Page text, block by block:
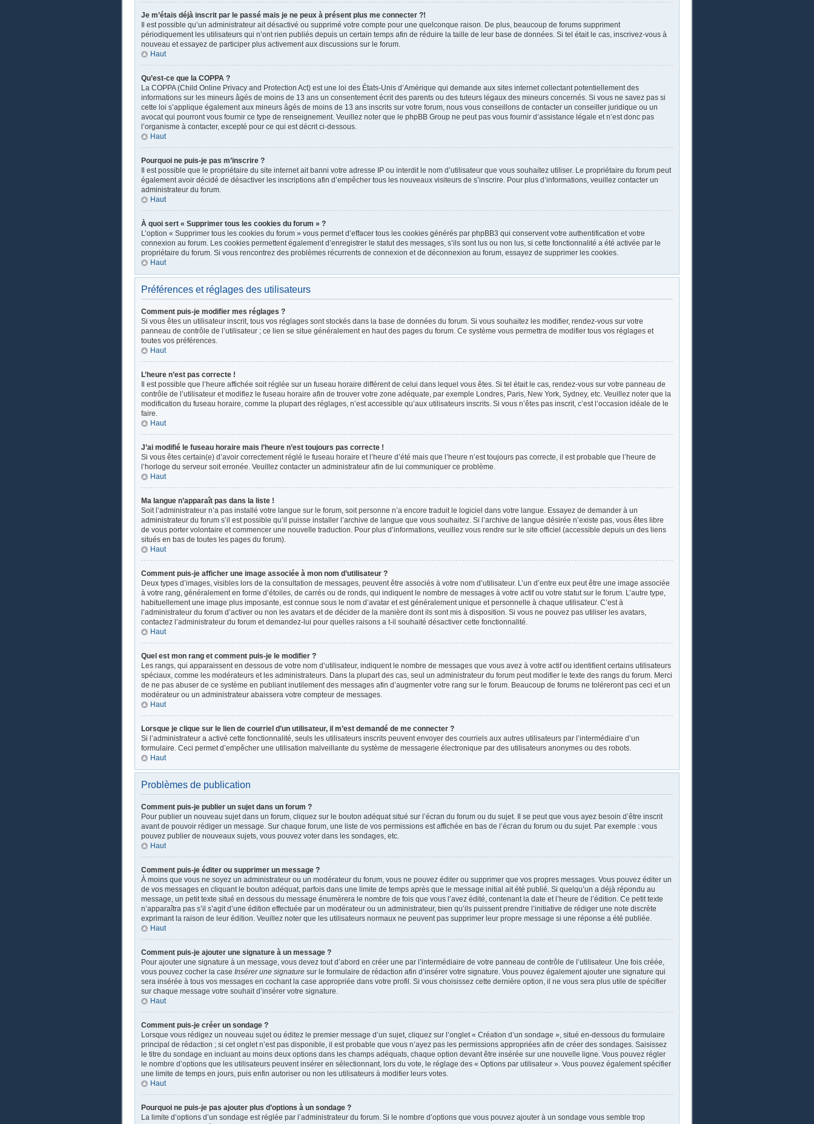
Je m’étais déjà inscrit par le passé mais je ne peux à présent plus me connecter ?!
Il est possible qu’un administrateur ait désactivé ou supprimé votre compte pour une quelconque raison. De plus, beaucoup de forums suppriment
périodiquement les utilisateurs qui n’ont rien publiés depuis un certain temps afin de réduire la taille de leur base de données. Si tel était le cas, inscrivez-vous à
nouveau et essayez de participer plus activement aux discussions sur le forum.
Haut
Qu’est-ce que la COPPA ?
La COPPA (Child Online Privacy and Protection Act) est une loi des États-Unis d’Amérique qui demande aux sites internet collectant potentiellement des
informations sur les mineurs âgés de moins de 13 ans un consentement écrit des parents ou des tuteurs légaux des mineurs concernés. Si vous ne savez pas si
cette loi s’applique également aux mineurs âgés de moins de 13 ans inscrits sur votre forum, nous vous conseillons de contacter un conseiller juridique ou un
avocat qui pourront vous fournir ce type de renseignement. Veuillez noter que le phpBB Group ne peut pas vous fournir d’assistance légale et n’est donc pas
l’organisme à contacter, excepté pour ce qui est décrit ci-dessous.
Haut
Pourquoi ne puis-je pas m’inscrire ?
Il est possible que le propriétaire du site internet ait banni votre adresse IP ou interdit le nom d’utilisateur que vous souhaitez utiliser. Le propriétaire du forum peut
également avoir décidé de désactiver les inscriptions afin d’empêcher tous les nouveaux visiteurs de s’inscrire. Pour plus d’informations, veuillez contacter un
administrateur du forum.
Haut
À quoi sert « Supprimer tous les cookies du forum » ?
L’option « Supprimer tous les cookies du forum » vous permet d’effacer tous les cookies générés par phpBB3 qui conservent votre authentification et votre
connexion au forum. Les cookies permettent également d’enregistrer le statut des messages, s’ils sont lus ou non lus, si cette fonctionnalité a été activée par le
propriétaire du forum. Si vous rencontrez des problèmes récurrents de connexion et de déconnexion au forum, essayez de supprimer les cookies.
Haut
Préférences et réglages des utilisateurs
Comment puis-je modifier mes réglages ?
Si vous êtes un utilisateur inscrit, tous vos réglages sont stockés dans la base de données du forum. Si vous souhaitez les modifier, rendez-vous sur votre
panneau de contrôle de l’utilisateur ; ce lien se situe généralement en haut des pages du forum. Ce système vous permettra de modifier tous vos réglages et
toutes vos préférences.
Haut
L’heure n’est pas correcte !
Il est possible que l’heure affichée soit réglée sur un fuseau horaire différent de celui dans lequel vous êtes. Si tel était le cas, rendez-vous sur votre panneau de
contrôle de l’utilisateur et modifiez le fuseau horaire afin de trouver votre zone adéquate, par exemple Londres, Paris, New York, Sydney, etc. Veuillez noter que la
modification du fuseau horaire, comme la plupart des réglages, n’est accessible qu’aux utilisateurs inscrits. Si vous n’êtes pas inscrit, c’est l’occasion idéale de le
faire.
Haut
J’ai modifié le fuseau horaire mais l’heure n’est toujours pas correcte !
Si vous êtes certain(e) d’avoir correctement réglé le fuseau horaire et l’heure d’été mais que l’heure n’est toujours pas correcte, il est probable que l’heure de
l’horloge du serveur soit erronée. Veuillez contacter un administrateur afin de lui communiquer ce problème.
Haut
Ma langue n’apparaît pas dans la liste !
Soit l’administrateur n’a pas installé votre langue sur le forum, soit personne n’a encore traduit le logiciel dans votre langue. Essayez de demander à un
administrateur du forum s’il est possible qu’il puisse installer l’archive de langue que vous souhaitez. Si l’archive de langue désirée n’existe pas, vous êtes libre
de vous porter volontaire et commencer une nouvelle traduction. Pour plus d’informations, veuillez vous rendre sur le site officiel (accessible depuis un des liens
situés en bas de toutes les pages du forum).
Haut
Comment puis-je afficher une image associée à mon nom d’utilisateur ?
Deux types d’images, visibles lors de la consultation de messages, peuvent être associés à votre nom d’utilisateur. L’un d’entre eux peut être une image associée
à votre rang, généralement en forme d’étoiles, de carrés ou de ronds, qui indiquent le nombre de messages à votre actif ou votre statut sur le forum. L’autre type,
habituellement une image plus imposante, est connue sous le nom d’avatar et est généralement unique et personnelle à chaque utilisateur. C’est à
l’administrateur du forum d’activer ou non les avatars et de décider de la manière dont ils sont mis à disposition. Si vous ne pouvez pas utiliser les avatars,
contactez l’administrateur du forum et demandez-lui pour quelles raisons a t-il souhaité désactiver cette fonctionnalité.
Haut
Quel est mon rang et comment puis-je le modifier ?
Les rangs, qui apparaissent en dessous de votre nom d’utilisateur, indiquent le nombre de messages que vous avez à votre actif ou identifient certains utilisateurs
spéciaux, comme les modérateurs et les administrateurs. Dans la plupart des cas, seul un administrateur du forum peut modifier le texte des rangs du forum. Merci
de ne pas abuser de ce système en publiant inutilement des messages afin d’augmenter votre rang sur le forum. Beaucoup de forums ne toléreront pas ceci et un
modérateur ou un administrateur abaissera votre compteur de messages.
Haut
Lorsque je clique sur le lien de courriel d’un utilisateur, il m’est demandé de me connecter ?
Si l’administrateur a activé cette fonctionnalité, seuls les utilisateurs inscrits peuvent envoyer des courriels aux autres utilisateurs par l’intermédiaire d’un
formulaire. Ceci permet d’empêcher une utilisation malveillante du système de messagerie électronique par des utilisateurs anonymes ou des robots.
Haut
Problèmes de publication
Comment puis-je publier un sujet dans un forum ?
Pour publier un nouveau sujet dans un forum, cliquez sur le bouton adéquat situé sur l’écran du forum ou du sujet. Il se peut que vous ayez besoin d’être inscrit
avant de pouvoir rédiger un message. Sur chaque forum, une liste de vos permissions est affichée en bas de l’écran du forum ou du sujet. Par exemple : vous
pouvez publier de nouveaux sujets, vous pouvez voter dans les sondages, etc.
Haut
Comment puis-je éditer ou supprimer un message ?
À moins que vous ne soyez un administrateur ou un modérateur du forum, vous ne pouvez éditer ou supprimer que vos propres messages. Vous pouvez éditer un
de vos messages en cliquant le bouton adéquat, parfois dans une limite de temps après que le message initial ait été publié. Si quelqu’un a déjà répondu au
message, un petit texte situé en dessous du message énumèrera le nombre de fois que vous l’avez édité, contenant la date et l’heure de l’édition. Ce petit texte
n’apparaîtra pas s’il s’agit d’une édition effectuée par un modérateur ou un administrateur, bien qu’ils puissent prendre l’initiative de rédiger une note discrète
exprimant la raison de leur édition. Veuillez noter que les utilisateurs normaux ne peuvent pas supprimer leur propre message si une réponse a été publiée.
Haut
Comment puis-je ajouter une signature à un message ?
Pour ajouter une signature à un message, vous devez tout d’abord en créer une par l’intermédiaire de votre panneau de contrôle de l’utilisateur. Une fois créée,
vous pouvez cocher la case Insérer une signature sur le formulaire de rédaction afin d’insérer votre signature. Vous pouvez également ajouter une signature qui
sera insérée à tous vos messages en cochant la case appropriée dans votre profil. Si vous choisissez cette dernière option, il ne vous sera plus utile de spécifier
sur chaque message votre souhait d’insérer votre signature.
Haut
Comment puis-je créer un sondage ?
Lorsque vous rédigez un nouveau sujet ou éditez le premier message d’un sujet, cliquez sur l’onglet « Création d’un sondage », situé en-dessous du formulaire
principal de rédaction ; si cet onglet n’est pas disponible, il est probable que vous n’ayez pas les permissions appropriées afin de créer des sondages. Saisissez
le titre du sondage en incluant au moins deux options dans les champs adéquats, chaque option devant être insérée sur une nouvelle ligne. Vous pouvez régler
le nombre d’options que les utilisateurs peuvent insérer en sélectionnant, lors du vote, le réglage des « Options par utilisateur ». Vous pouvez également spécifier
une limite de temps en jours, puis enfin autoriser ou non les utilisateurs à modifier leurs votes.
Haut
Pourquoi ne puis-je pas ajouter plus d’options à un sondage ?
La limite d’options d’un sondage est réglée par l’administrateur du forum. Si le nombre d’options que vous pouvez ajouter à un sondage vous semble trop